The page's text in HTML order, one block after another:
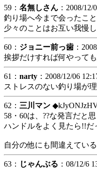
59： 名無しさん ：2008/
釣り場へ今まで会ったこ
少々のことはお互い我慢し
60： ジョニー前っ歯 ：
挨拶だけすれば何やって
61： narty ：2008/12/06
ストレスのない釣り場が理
62： 三川マン
58・60は、??な発言だと思
ハンドルをよく見たら!!だ
自分の他にも間違えてい
63： じゃんぶる ：08/12/6